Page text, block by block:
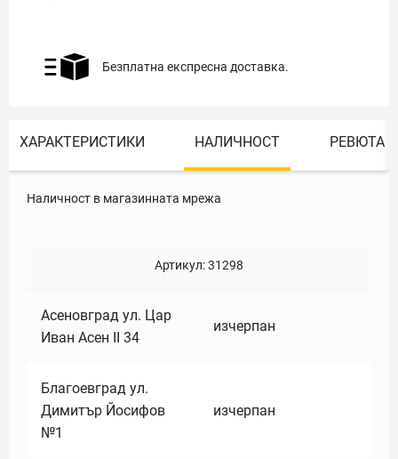
Безплатна експресна доставка.
ХАРАКТЕРИСТИКИ НАЛИЧНОСТ РЕВЮТА
Наличност в магазинната мрежа
Артикул:31298
Асеновград ул. Цар
Иван Асен II 34
изчерпан
Благоевград ул.
Димитър Йосифов
№1
изчерпан